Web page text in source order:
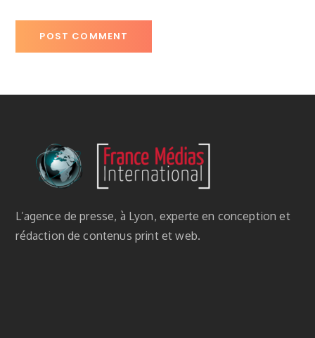
L’agence de presse, à Lyon, experte en conception et
rédaction de contenus print et web.